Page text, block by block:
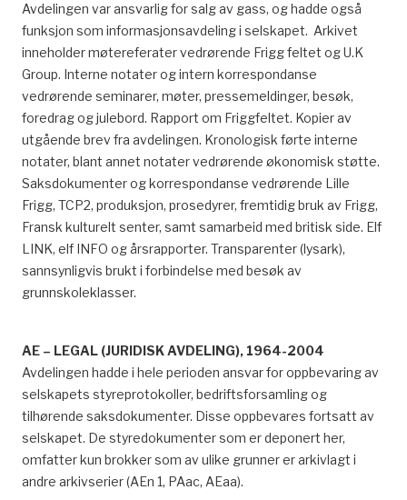
Avdelingen var ansvarlig for salg av gass, og hadde også
funksjon som informasjonsavdeling i selskapet. Arkivet
inneholder møtereferater vedrørende Frigg feltet og U.K
Group. Interne notater og intern korrespondanse
vedrørende seminarer, møter, pressemeldinger, besøk,
foredrag og julebord. Rapport om Friggfeltet. Kopier av
utgående brev fra avdelingen. Kronologisk førte interne
notater, blant annet notater vedrørende økonomisk støtte.
Saksdokumenter og korrespondanse vedrørende Lille
Frigg, TCP2, produksjon, prosedyrer, fremtidig bruk av Frigg,
Fransk kulturelt senter, samt samarbeid med britisk side. Elf
LINK, elf INFO og årsrapporter. Transparenter (lysark),
sannsynligvis brukt i forbindelse med besøk av
grunnskoleklasser.
AE – LEGAL (JURIDISK AVDELING), 1964-2004
Avdelingen hadde i hele perioden ansvar for oppbevaring av
selskapets styreprotokoller, bedriftsforsamling og
tilhørende saksdokumenter. Disse oppbevares fortsatt av
selskapet. De styredokumenter som er deponert her,
omfatter kun brokker som av ulike grunner er arkivlagt i
andre arkivserier (AEn 1, PAac, AEaa).